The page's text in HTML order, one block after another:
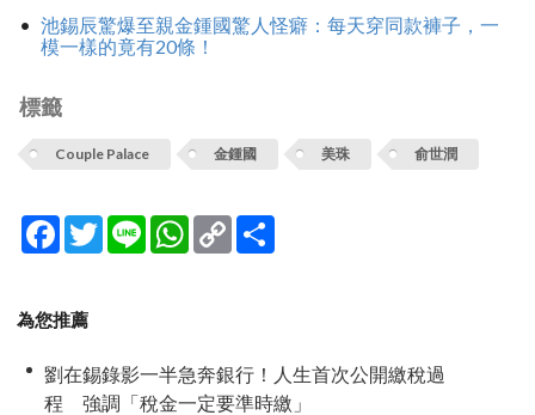
池錫辰驚爆至親金鍾國驚人怪癖：每天穿同款褲子，一
模一樣的竟有20條！
標籤
Couple Palace 金鍾國 美珠 俞世潤
Facebook
TwitterLine WhatsApp
Copy
Link
為您推薦
劉在錫錄影一半急奔銀行！人生首次公開繳稅過
程 強調「稅金一定要準時繳」